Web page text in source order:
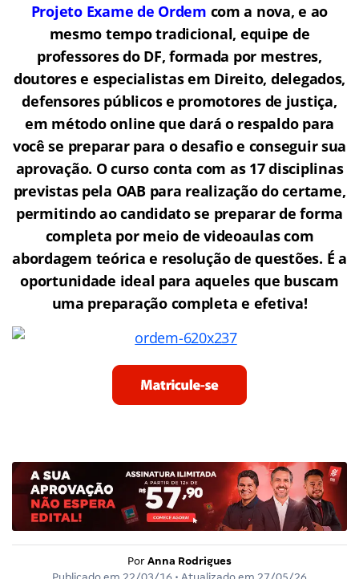
Projeto Exame de Ordem com a nova, e ao
mesmo tempo tradicional, equipe de
professores do DF, formada por mestres,
doutores e especialistas em Direito, delegados,
defensores públicos e promotores de justiça,
em método online que dará o respaldo para
você se preparar para o desafio e conseguir sua
aprovação. O curso conta com as 17 disciplinas
previstas pela OAB para realização do certame,
permitindo ao candidato se preparar de forma
completa por meio de videoaulas com
abordagem teórica e resolução de questões. É a
oportunidade ideal para aqueles que buscam
uma preparação completa e efetiva!
Por Anna Rodrigues